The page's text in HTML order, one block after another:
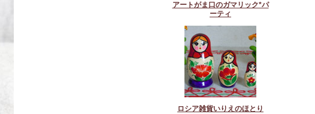
アートがま口のガマリック*パ
ーティ
ロシア雑貨いりえのほとり